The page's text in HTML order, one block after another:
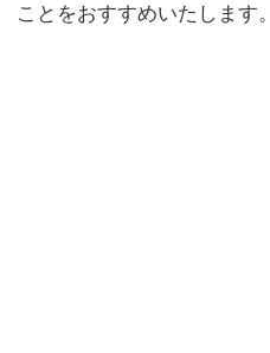
ことをおすすめいたします。